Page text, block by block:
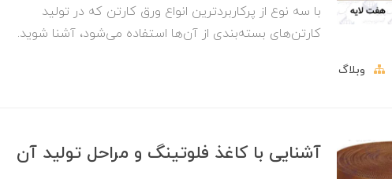
با سه نوع از پرکاربردترین انواع ورق کارتن که در تولید
کارتن‌های بسته‌بندی از آن‌ها استفاده می‌شود، آشنا شوید.
وبلاگ
آشنایی با کاغذ فلوتینگ و مراحل تولید آن